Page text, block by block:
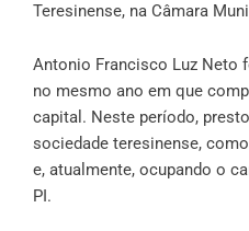
Teresinense, na Câmara
Antonio Francisco Luz Neto
no mesmo ano em que
capital. Neste período,
sociedade teresinense,
e, atualmente, ocupando o
PI.